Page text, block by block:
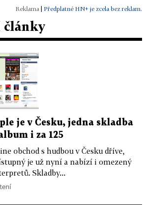
Předplatné HN+ je zcela bez reklam.
články
je v Česku, jedna skladba
i za 125
obchod s hudbou v Česku dříve,
je už nyní a nabízí i omezený
Skladby...